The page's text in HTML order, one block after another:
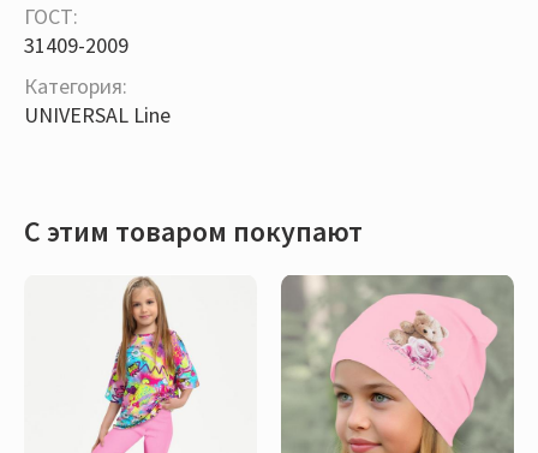
ГОСТ:
31409-2009
Категория:
UNIVERSAL Line
С этим товаром покупают